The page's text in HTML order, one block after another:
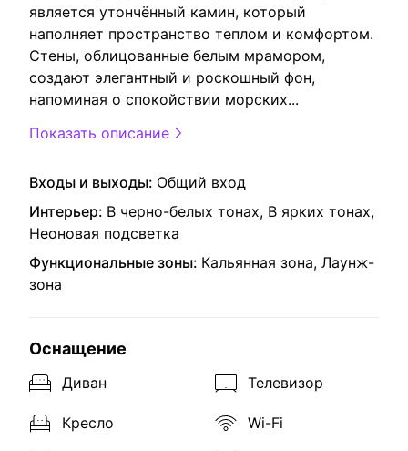
является утончённый камин, который
наполняет пространство теплом и комфортом.
Стены, облицованные белым мрамором,
создают элегантный и роскошный фон,
напоминая о спокойствии морских...
Показать описание
Входы и выходы: Общий вход
Интерьер: В черно-белых тонах, В ярких тонах,
Неоновая подсветка
Функциональные зоны: Кальянная зона, Лаунж-
зона
Оснащение
Диван
Кресло
Телевизор
Wi-Fi